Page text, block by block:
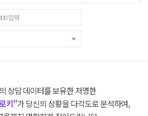
상담 데이터를 보유한 저명한
키"가 당신의 상황을 다각도로 분석하여,